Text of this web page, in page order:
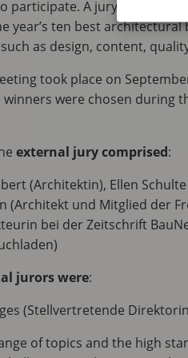
participate. A jury made up
year’s ten best
as design, content,
took place on
winners were chosen during
external jury comprised:
(Architektin), Ellen
(Architekt und Mitglied der
bei der Zeitschrift
jurors were:
(Stellvertretende
of topics and the high